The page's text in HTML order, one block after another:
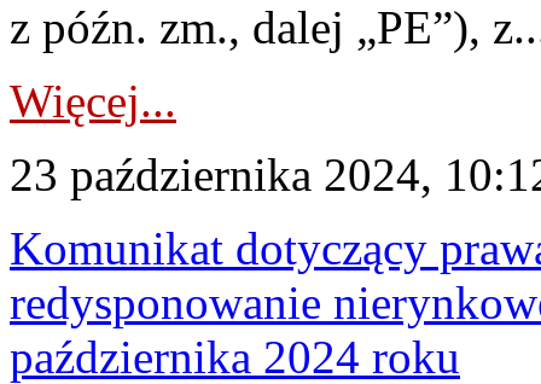
z późn. zm., dalej „PE”),
Więcej...
23 października 2024,
Komunikat dotyczący
redysponowanie
października 2024 roku